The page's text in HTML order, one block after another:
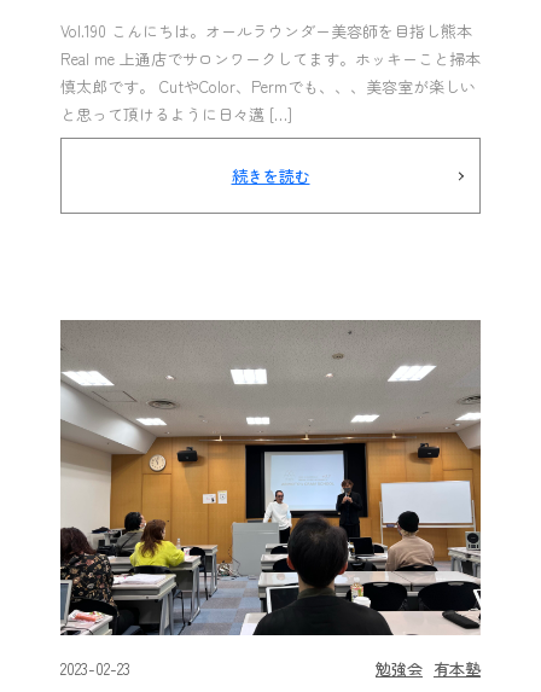
Vol.190 こんにちは。オールラウンダー美容師を目指し熊本
Real me 上通店でサロンワークしてます。ホッキーこと掃本
慎太郎です。 CutやColor、Permでも、、、美容室が楽しい
と思って頂けるように日々邁 […]
続きを読む
2023-02-23 勉強会 有本塾